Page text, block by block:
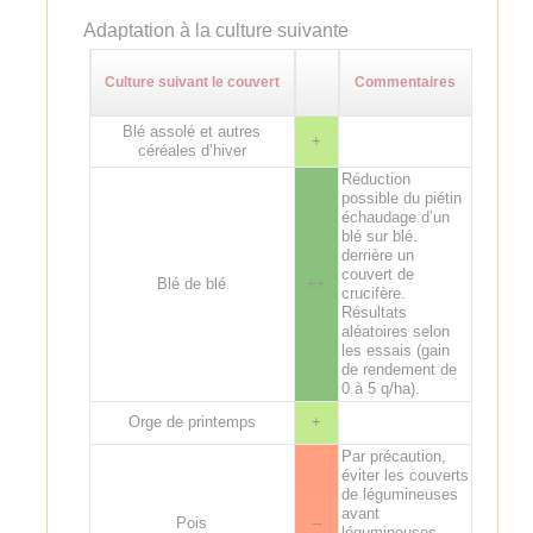
Adaptation à la culture suivante
Culture suivant le couvert Commentaires
Blé assolé et autres
céréales d’hiver
+
Blé de blé ++
Réduction
possible du piétin
échaudage d’un
blé sur blé.
derrière un
couvert de
crucifère.
Résultats
aléatoires selon
les essais (gain
de rendement de
0 à 5 q/ha).
Orge de printemps
+
Pois --
Par précaution,
éviter les couverts
de légumineuses
avant